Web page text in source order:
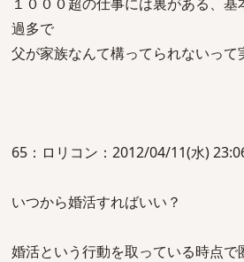
過多で
父が家族なんて構ってられないって
65：ロリコン：2012/04/11(水)
いつから婚活すればいい？
婚活という行動を取っている時点で